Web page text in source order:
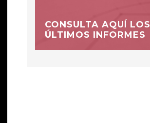
CONSULTA AQUÍ LOS
ÚLTIMOS INFORMES